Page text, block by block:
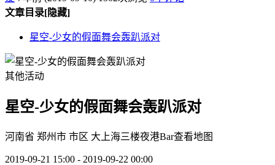
文章目录[隐藏]
星空-少女的假面舞会轰趴派对
其他活动
星空-少女的假面舞会轰趴派对
河南省 郑州市 市区 大上海三楼夜港Bar查看地图
2019-09-21 15:00 - 2019-09-22 00:00